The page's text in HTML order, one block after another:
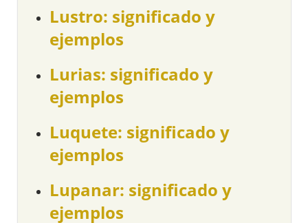
Lustro: significado y
ejemplos
Lurias: significado y
ejemplos
Luquete: significado y
ejemplos
Lupanar: significado y
ejemplos